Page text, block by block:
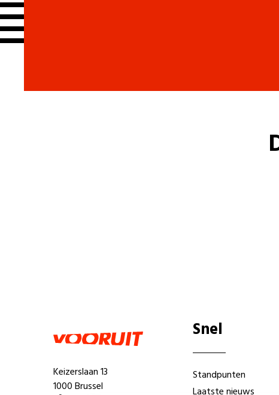
Keizerslaan 13
1000 Brussel
Snel
Standpunten
Laatste nieuws